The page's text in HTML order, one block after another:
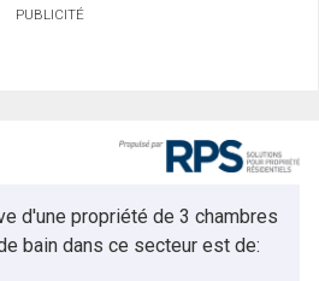
PUBLICITÉ
d'une propriété de 3 chambres
bain dans ce secteur est de: